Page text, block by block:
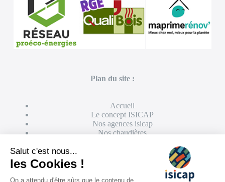
Plan du site :
Accueil
Le concept ISICAP
Nos agences isicap
Nos chaudières
Les avantages de la chaudière à bois
Les avantages de la chaudière à granulé-pellet
Quelle énergie choisir pour chauffer mon domicile ?
Nos actualités